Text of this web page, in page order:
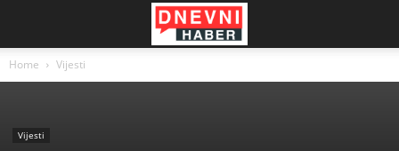
Home Vijesti
Vijesti